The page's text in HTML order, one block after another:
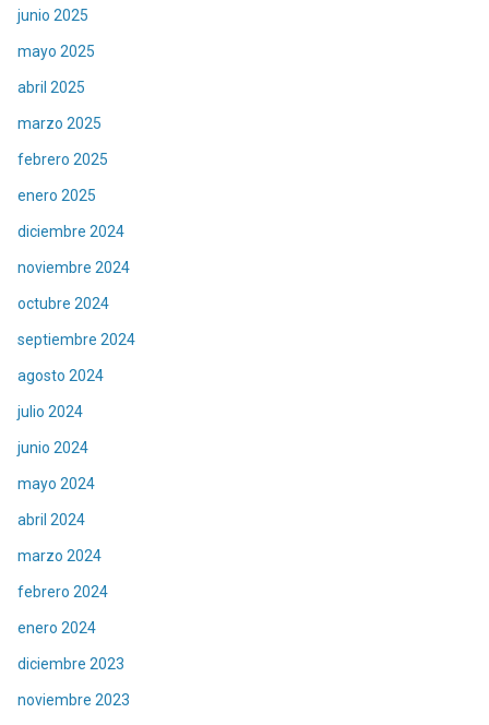
junio 2025
mayo 2025
abril 2025
marzo 2025
febrero 2025
enero 2025
diciembre 2024
noviembre 2024
octubre 2024
septiembre 2024
agosto 2024
julio 2024
junio 2024
mayo 2024
abril 2024
marzo 2024
febrero 2024
enero 2024
diciembre 2023
noviembre 2023